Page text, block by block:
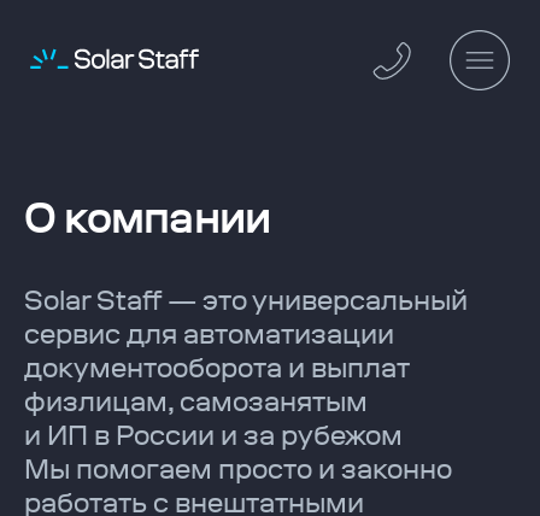
О компании
Solar Staff — это универсальный
сервис для автоматизации
документооборота и выплат
физлицам, самозанятым
и ИП в России и за рубежом
Мы помогаем просто и законно
работать с внештатными